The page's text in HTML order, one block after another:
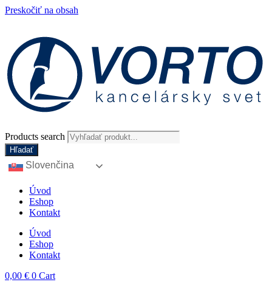
Preskočiť na obsah
Products search
Hľadať
Slovenčina
Úvod
Eshop
Kontakt
Úvod
Eshop
Kontakt
0,00 € 0 Cart